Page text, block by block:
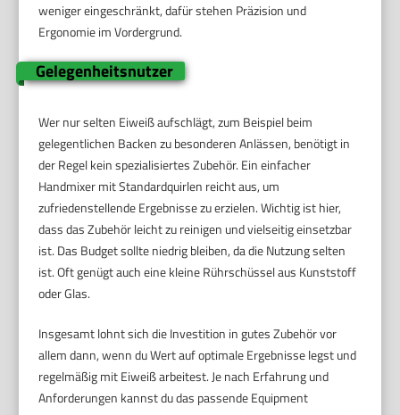
weniger eingeschränkt, dafür stehen Präzision und
Ergonomie im Vordergrund.
Gelegenheitsnutzer
Wer nur selten Eiweiß aufschlägt, zum Beispiel beim
gelegentlichen Backen zu besonderen Anlässen, benötigt in
der Regel kein spezialisiertes Zubehör. Ein einfacher
Handmixer mit Standardquirlen reicht aus, um
zufriedenstellende Ergebnisse zu erzielen. Wichtig ist hier,
dass das Zubehör leicht zu reinigen und vielseitig einsetzbar
ist. Das Budget sollte niedrig bleiben, da die Nutzung selten
ist. Oft genügt auch eine kleine Rührschüssel aus Kunststoff
oder Glas.
Insgesamt lohnt sich die Investition in gutes Zubehör vor
allem dann, wenn du Wert auf optimale Ergebnisse legst und
regelmäßig mit Eiweiß arbeitest. Je nach Erfahrung und
Anforderungen kannst du das passende Equipment